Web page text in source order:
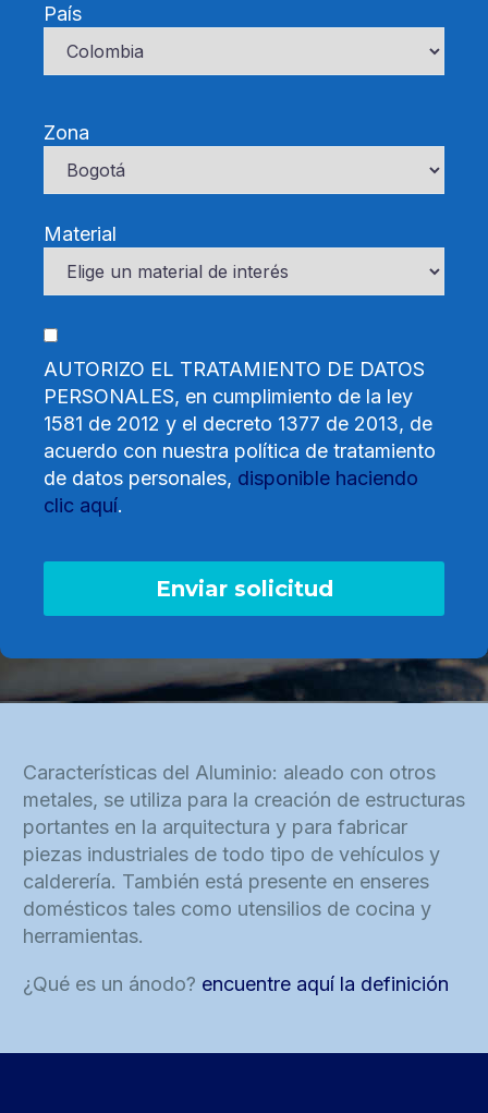
País
Zona
Material
AUTORIZO EL TRATAMIENTO DE DATOS
PERSONALES, en cumplimiento de la ley
1581 de 2012 y el decreto 1377 de 2013, de
acuerdo con nuestra política de tratamiento
de datos personales, disponible haciendo
clic aquí.
Características del Aluminio: aleado con otros
metales, se utiliza para la creación de estructuras
portantes en la arquitectura y para fabricar
piezas industriales de todo tipo de vehículos y
calderería. También está presente en enseres
domésticos tales como utensilios de cocina y
herramientas.
¿Qué es un ánodo? encuentre aquí la definición